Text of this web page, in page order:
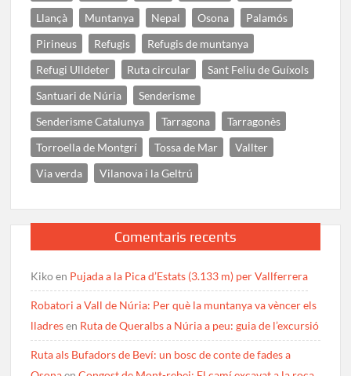
Llançà
Muntanya Nepal Osona
Palamós
Pirineus
Refugis
Refugis de muntanya
Refugi Ulldeter
Ruta circular
Sant Feliu de Guíxols
Santuari de Núria
Senderisme
Senderisme Catalunya
Tarragona
Tarragonès
Torroella de Montgrí
Tossa de Mar
Vallter
Via verda
Vilanova i la Geltrú
Comentaris recents
Kikoen Pujada a la Pica d’Estats (3.133 m) per Vallferrera
Robatori a Vall de Núria: Per què la muntanya va vèncer els
lladresen Ruta de Queralbs a Núria a peu: guia de l’excursió
Ruta als Bufadors de Beví: un bosc de conte de fades a